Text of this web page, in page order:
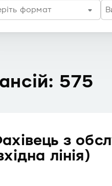
формат
575
з
лінія)